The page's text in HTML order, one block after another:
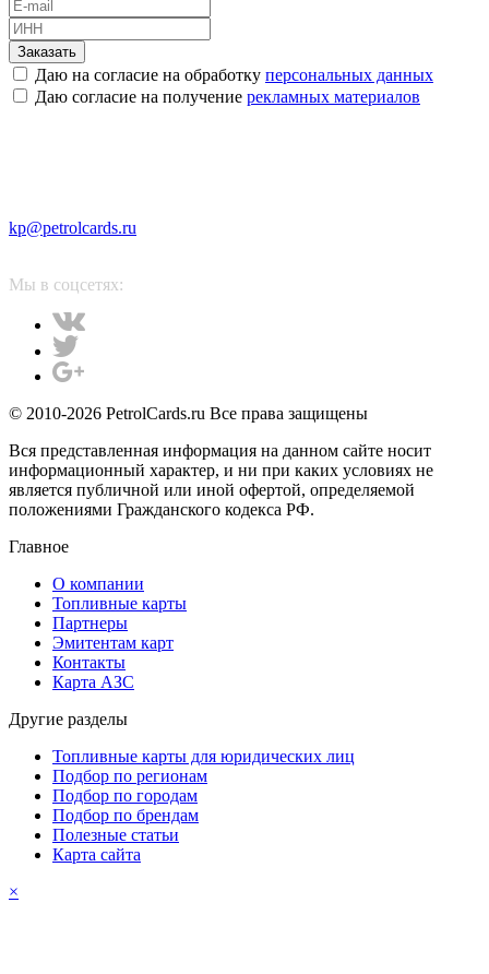
Заказать
Даю на согласие на обработку персональных данных
Даю согласие на получение рекламных материалов
kp@petrolcards.ru
Мы в соцсетях:
© 2010-2026 PetrolCards.ru Все права защищены
Вся представленная информация на данном сайте носит
информационный характер, и ни при каких условиях не
является публичной или иной офертой, определяемой
положениями Гражданского кодекса РФ.
Главное
О компании
Топливные карты
Партнеры
Эмитентам карт
Контакты
Карта АЗС
Другие разделы
Топливные карты для юридических лиц
Подбор по регионам
Подбор по городам
Подбор по брендам
Полезные статьи
Карта сайта
×